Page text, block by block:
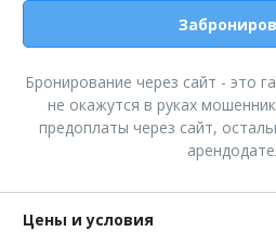
Бронирование через сайт - это
не окажутся в руках
предоплаты через сайт,
Цены и условия